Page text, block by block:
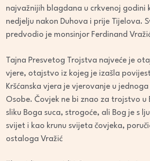
najvažnijih blagdana u crkvenoj godini
nedjelju nakon Duhova i prije Tijelova.
predvodio je monsinjor Ferdinand
Tajna Presvetog Trojstva najveće je
vjere, otajstvo iz kojeg je izašla
Kršćanska vjera je vjerovanje u jednoga
Osobe. Čovjek ne bi znao za trojstvo u
sliku Boga suca, strogoće, ali Bog je s
svijet i kao krunu svijeta čovjeka,
ostaloga Vražić